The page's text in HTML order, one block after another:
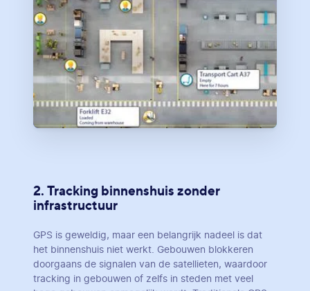
2. Tracking binnenshuis zonder
infrastructuur
GPS is geweldig, maar een belangrijk nadeel is dat
het binnenshuis niet werkt. Gebouwen blokkeren
doorgaans de signalen van de satellieten, waardoor
tracking in gebouwen of zelfs in steden met veel